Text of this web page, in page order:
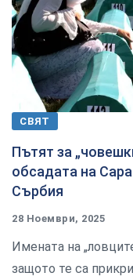
СВЯТ
Пътят за
обсадата на
Сърбия
28 Ноември, 2025
Имената на
защото те са